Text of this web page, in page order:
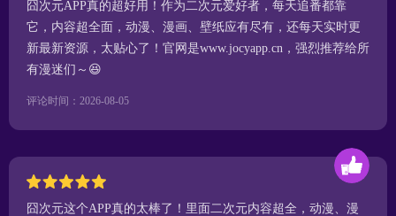
囧次元APP真的超好用！作为二次元爱好者，每天追番都靠
它，内容超全面，动漫、漫画、壁纸应有尽有，还每天实时更
新最新资源，太贴心了！官网是www.jocyapp.cn，强烈推荐给所
有漫迷们～😆
评论时间：2026-08-05
囧次元这个APP真的太棒了！里面二次元内容超全，动漫、漫